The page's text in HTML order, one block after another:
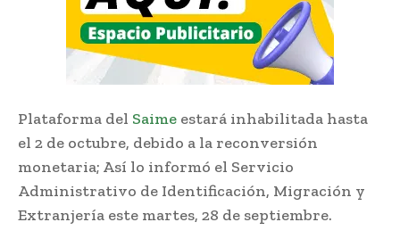
Plataforma del Saime estará inhabilitada hasta
el 2 de octubre, debido a la reconversión
monetaria; Así lo informó el Servicio
Administrativo de Identificación, Migración y
Extranjería este martes, 28 de septiembre.